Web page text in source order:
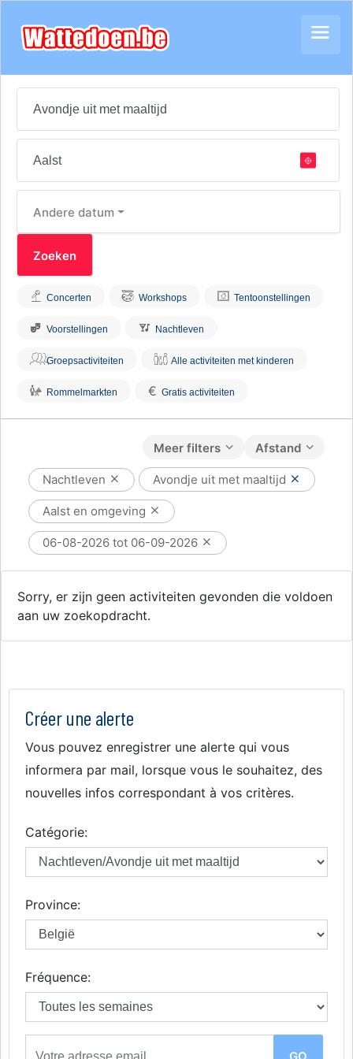
Andere datum
Concerten Workshops Tentoonstellingen
Voorstellingen Nachtleven
Groepsactiviteiten Alle activiteiten met kinderen
Rommelmarkten € Gratis activiteiten
Afstand
Meer filters
Nachtleven Avondje uit met maaltijd
Aalst en omgeving
06-08-2026 tot 06-09-2026
Sorry, er zijn geen activiteiten gevonden die voldoen
aan uw zoekopdracht.
Créer une alerte
Vous pouvez enregistrer une alerte qui vous
informera par mail, lorsque vous le souhaitez, des
nouvelles infos correspondant à vos critères.
Catégorie:
Province:
Fréquence: